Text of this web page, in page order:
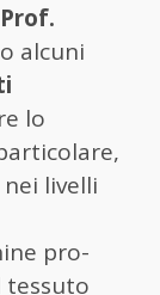
Prof.
alcuni
lo
livelli
pro-
tessuto